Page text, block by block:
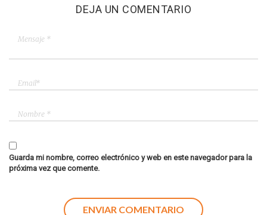
DEJA UN COMENTARIO
Guarda mi nombre, correo electrónico y web en este navegador para la
próxima vez que comente.